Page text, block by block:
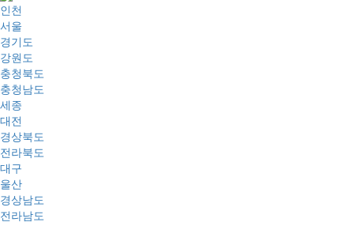
인천
서울
경기도
강원도
충청북도
충청남도
세종
대전
경상북도
전라북도
대구
울산
경상남도
전라남도